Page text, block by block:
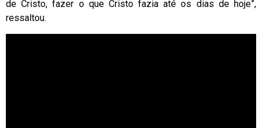
de Cristo, fazer o que Cristo fazia até os dias de hoje”,
ressaltou.